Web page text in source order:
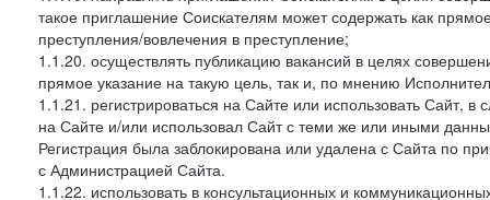
такое приглашение Соискателям может содержать как
преступления/вовлечения в преступление;
1.1.20. осуществлять публикацию вакансий в целях
прямое указание на такую цель, так и, по мнению
1.1.21. регистрироваться на Сайте или использовать Сайт,
на Сайте и/или использовал Сайт с теми же или иными
Регистрация была заблокирована или удалена с Сайта по
с Администрацией Сайта.
1.1.22. использовать в консультационных и